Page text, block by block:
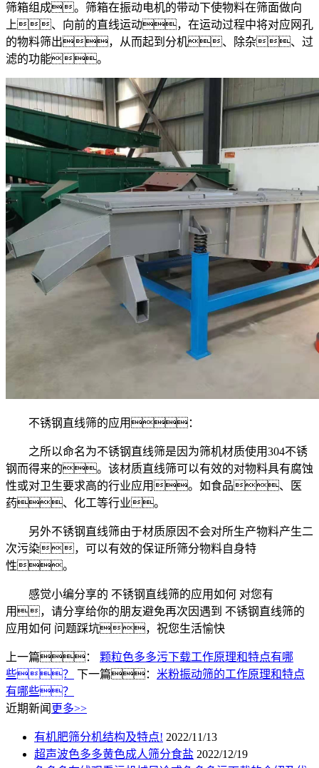
筛箱组成。筛箱在振动电机的带动下使物料在筛面做向
上、向前的直线运动，在运动过程中将对应网孔
的物料筛出，从而起到分机、除杂、过
滤的功能。
不锈钢直线筛的应用：
之所以命名为不锈钢直线筛是因为筛机材质使用304不锈
钢而得来的。该材质直线筛可以有效的对物料具有腐蚀
性或对卫生要求高的行业应用。如食品、医
药、化工等行业。
另外不锈钢直线筛由于材质原因不会对所生产物料产生二
次污染，可以有效的保证所筛分物料自身特
性。
感觉小编分享的 不锈钢直线筛的应用如何 对您有
用，请分享给你的朋友避免再次因遇到 不锈钢直线筛的
应用如何 问题踩坑，祝您生活愉快
上一篇： 颗粒色多多污下载工作原理和特点有哪
些？
下一篇： 米粉振动筛的工作原理和特点
有哪些？
近期新闻 更多>>
有机肥筛分机结构及特点! 2022/11/13
超声波色多多黄色成人筛分食盐 2022/12/19